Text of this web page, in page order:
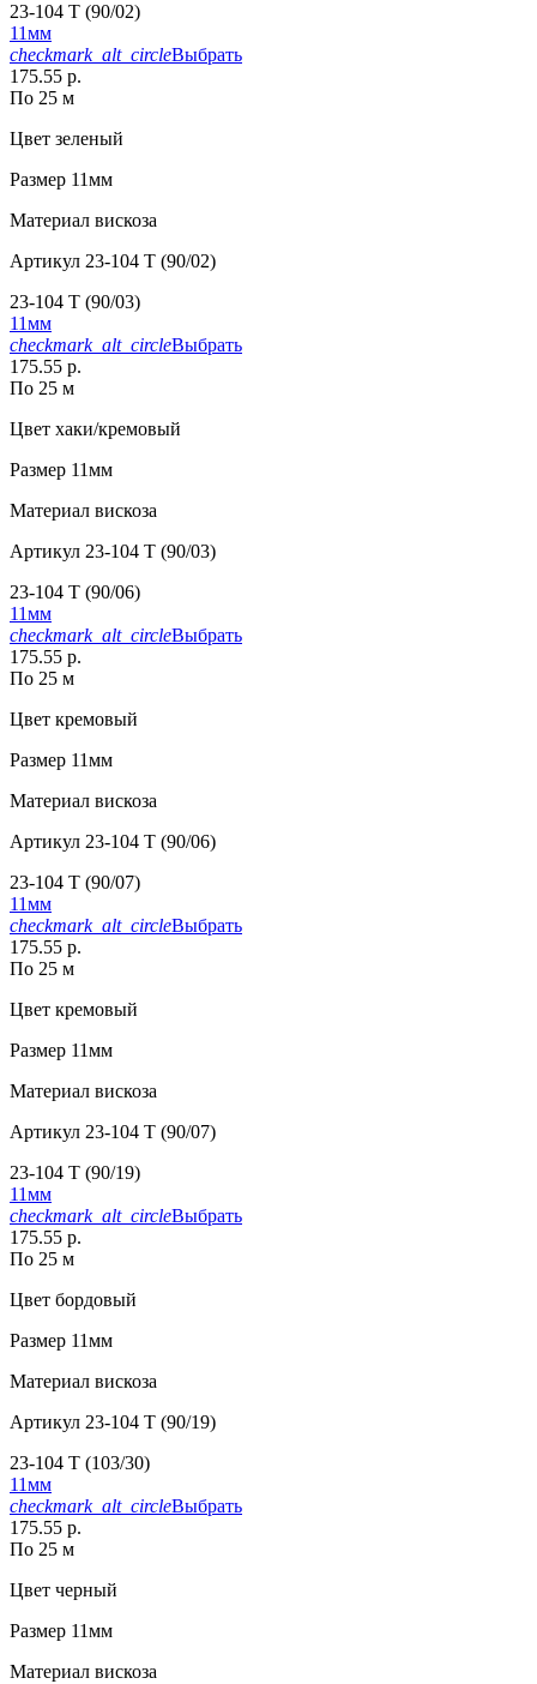
23-104 T (90/02)
11мм
checkmark_alt_circleВыбрать
175.55 р.
По 25 м
Цвет зеленый
Размер 11мм
Материал вискоза
Артикул 23-104 T (90/02)
23-104 T (90/03)
11мм
checkmark_alt_circleВыбрать
175.55 р.
По 25 м
Цвет хаки/кремовый
Размер 11мм
Материал вискоза
Артикул 23-104 T (90/03)
23-104 T (90/06)
11мм
checkmark_alt_circleВыбрать
175.55 р.
По 25 м
Цвет кремовый
Размер 11мм
Материал вискоза
Артикул 23-104 T (90/06)
23-104 T (90/07)
11мм
checkmark_alt_circleВыбрать
175.55 р.
По 25 м
Цвет кремовый
Размер 11мм
Материал вискоза
Артикул 23-104 T (90/07)
23-104 T (90/19)
11мм
checkmark_alt_circleВыбрать
175.55 р.
По 25 м
Цвет бордовый
Размер 11мм
Материал вискоза
Артикул 23-104 T (90/19)
23-104 T (103/30)
11мм
checkmark_alt_circleВыбрать
175.55 р.
По 25 м
Цвет черный
Размер 11мм
Материал вискоза